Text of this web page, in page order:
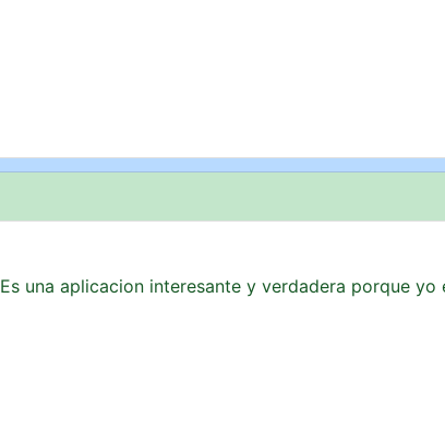
Es una aplicacion interesante y verdadera porque